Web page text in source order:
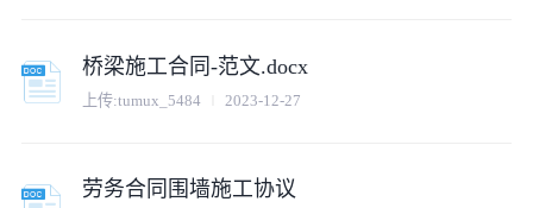
桥梁施工合同-范文.docx
上传:tumux_5484 2023-12-27
劳务合同围墙施工协议